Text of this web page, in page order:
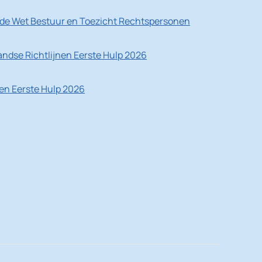
Wet Bestuur en Toezicht Rechtspersonen
Richtlijnen Eerste Hulp 2026
Eerste Hulp 2026